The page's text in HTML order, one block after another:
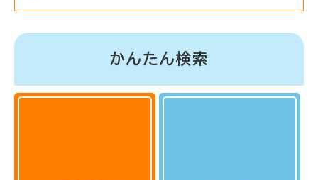
かんたん検索